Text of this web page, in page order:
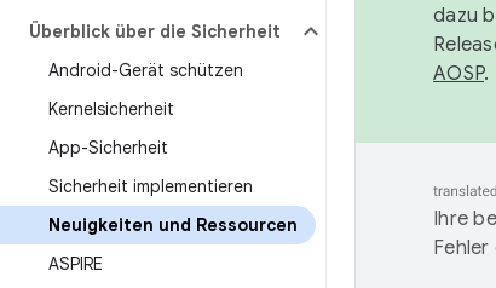
Überblick über die Sicherheit
Android-Gerät schützen
Kernelsicherheit
App-Sicherheit
Sicherheit implementieren
Neuigkeiten und Ressourcen
ASPIRE
dazu
AOSP.
Ihre